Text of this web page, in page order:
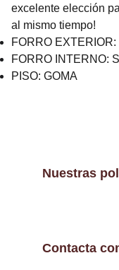
excelente elección
al mismo tiempo!
FORRO
FORRO INTERNO:
PISO: GOMA
Contacta
Nuestras